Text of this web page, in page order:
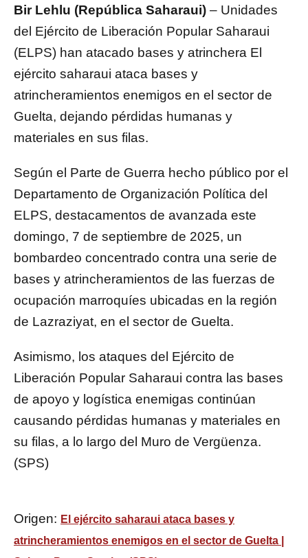
Bir Lehlu (República Saharaui) – Unidades
del Ejército de Liberación Popular Saharaui
(ELPS) han atacado bases y atrinchera El
ejército saharaui ataca bases y
atrincheramientos enemigos en el sector de
Guelta, dejando pérdidas humanas y
materiales en sus filas.
Según el Parte de Guerra hecho público por el
Departamento de Organización Política del
ELPS, destacamentos de avanzada este
domingo, 7 de septiembre de 2025, un
bombardeo concentrado contra una serie de
bases y atrincheramientos de las fuerzas de
ocupación marroquíes ubicadas en la región
de Lazraziyat, en el sector de Guelta.
Asimismo, los ataques del Ejército de
Liberación Popular Saharaui contra las bases
de apoyo y logística enemigas continúan
causando pérdidas humanas y materiales en
su filas, a lo largo del Muro de Vergüenza.
(SPS)
Origen: El ejército saharaui ataca bases y
atrincheramientos enemigos en el sector de Guelta |